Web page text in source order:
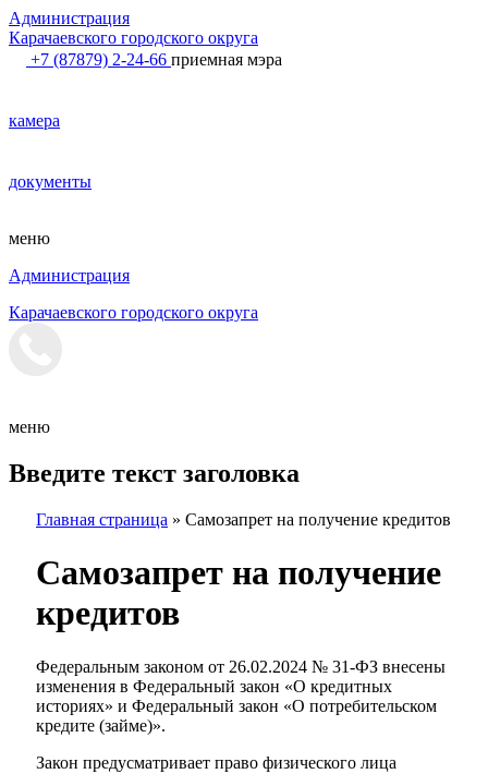
Администрация
Карачаевского городского округа
+7 (87879) 2-24-66 приемная мэра
камера
документы
меню
Администрация
Карачаевского городского округа
меню
Введите текст заголовка
Главная страница » Самозапрет на получение кредитов
Самозапрет на получение
кредитов
Федеральным законом от 26.02.2024 № 31-ФЗ внесены
изменения в Федеральный закон «О кредитных
историях» и Федеральный закон «О потребительском
кредите (займе)».
Закон предусматривает право физического лица